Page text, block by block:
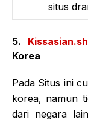
situs
5. Kissasian.sh
Korea
Pada Situs ini
korea, namun
dari negara